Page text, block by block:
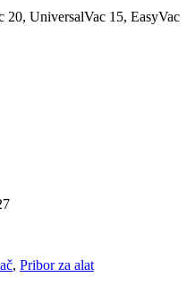
20, UniversalVac 15, EasyVac
, Pribor za alat